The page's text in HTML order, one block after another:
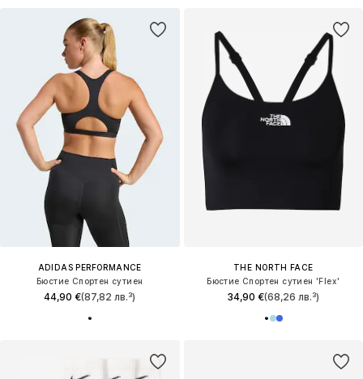
ADIDAS PERFORMANCE
Бюстие Спортен сутиен
44,90 €(87,82 лв.³)
THE NORTH FACE
Бюстие Спортен сутиен 'Flex'
34,90 €(68,26 лв.³)